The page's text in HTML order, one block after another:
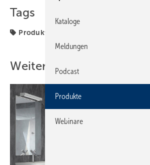
Tags
Produkte
Weitere Inhalte
Kataloge
Meldungen
Podcast
Produkte
Webinare